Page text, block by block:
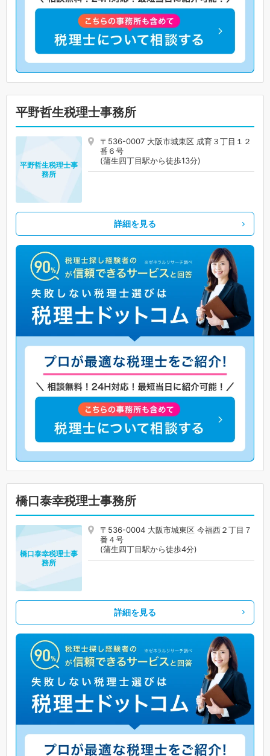
平野哲生税理士事務所
〒536-0007 大阪市城東区 成育３丁目１２
番６号
(蒲生四丁目駅から徒歩13分)
平野哲生税理士事
務所
詳細を見る
橋口泰幸税理士事務所
〒536-0004 大阪市城東区 今福西２丁目７
番４号
(蒲生四丁目駅から徒歩4分)
橋口泰幸税理士事
務所
詳細を見る